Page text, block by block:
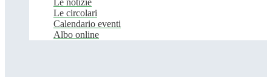
Le notizie
Le circolari
Calendario eventi
Albo online